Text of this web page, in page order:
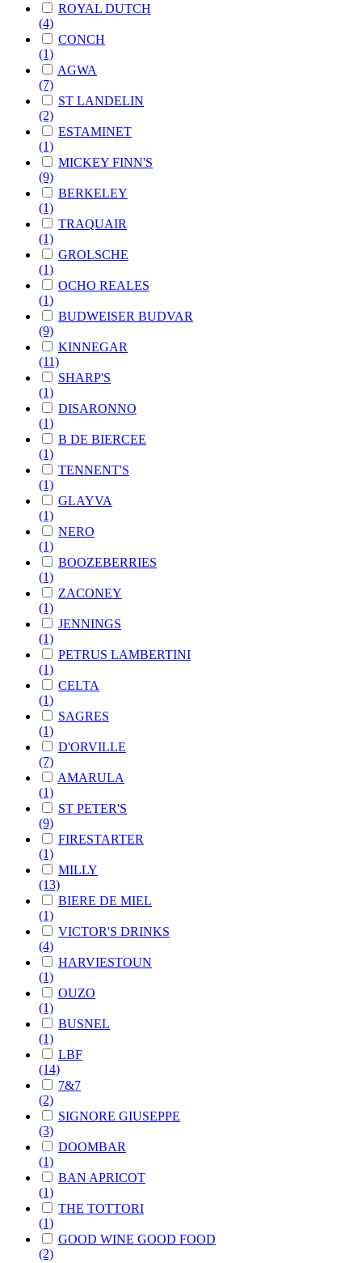
ROYAL DUTCH
(4)
CONCH
(1)
AGWA
(7)
ST LANDELIN
(2)
ESTAMINET
(1)
MICKEY FINN'S
(9)
BERKELEY
(1)
TRAQUAIR
(1)
GROLSCHE
(1)
OCHO REALES
(1)
BUDWEISER BUDVAR
(9)
KINNEGAR
(11)
SHARP'S
(1)
DISARONNO
(1)
B DE BIERCEE
(1)
TENNENT'S
(1)
GLAYVA
(1)
NERO
(1)
BOOZEBERRIES
(1)
ZACONEY
(1)
JENNINGS
(1)
PETRUS LAMBERTINI
(1)
CELTA
(1)
SAGRES
(1)
D'ORVILLE
(7)
AMARULA
(1)
ST PETER'S
(9)
FIRESTARTER
(1)
MILLY
(13)
BIERE DE MIEL
(1)
VICTOR'S DRINKS
(4)
HARVIESTOUN
(1)
OUZO
(1)
BUSNEL
(1)
LBF
(14)
7&7
(2)
SIGNORE GIUSEPPE
(3)
DOOMBAR
(1)
BAN APRICOT
(1)
THE TOTTORI
(1)
GOOD WINE GOOD FOOD
(2)